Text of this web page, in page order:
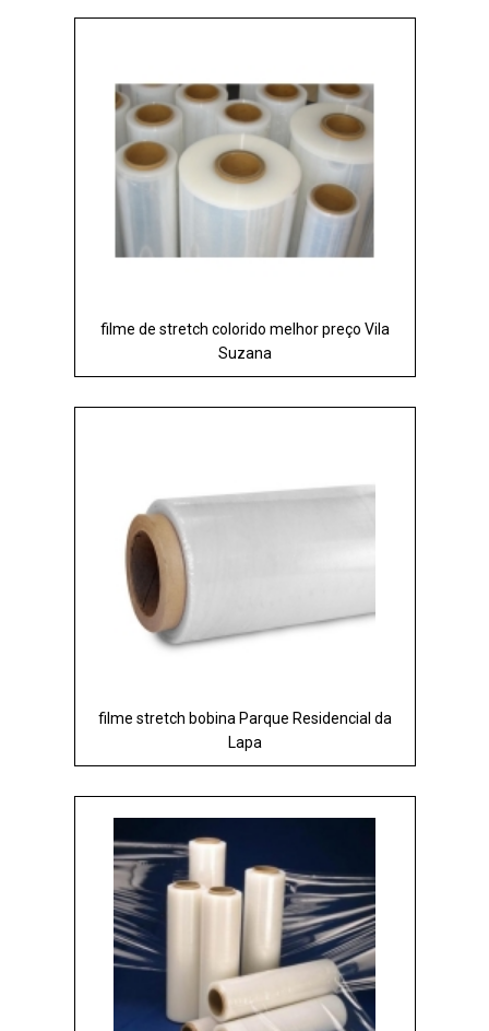
filme de stretch colorido melhor preço Vila
Suzana
filme stretch bobina Parque Residencial da
Lapa